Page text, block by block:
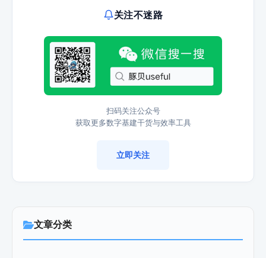
关注不迷路
扫码关注公众号
获取更多数字基建干货与效率工具
立即关注
文章分类